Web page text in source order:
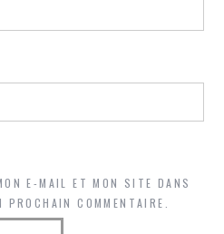
E-MAIL ET MON SITE DANS
COMMENTAIRE.